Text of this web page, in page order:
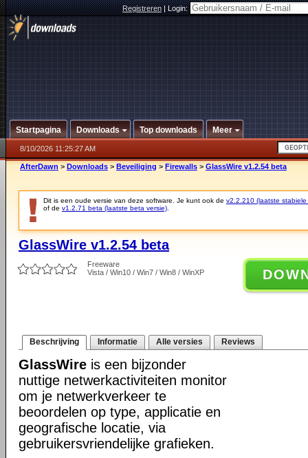
Registreren|Login:
Startpagina Downloads Top downloads Meer
8/10/2026 11:25:27 AM
AfterDawn > Downloads > Beveiliging > Firewalls > GlassWire v1.2.54 beta
Dit is een oude versie van deze software. Je kunt ook de v2.2.210 (laatste stabiele
of de v1.2.71 beta (laatste beta versie)
GlassWire v1.2.54 beta
Freeware
Vista / Win10 / Win7 / Win8 / WinXP
Beschrijving Informatie Alle versies Reviews
GlassWire is een bijzonder
nuttige netwerkactiviteiten monitor
om je netwerkverkeer te
beoordelen op type, applicatie en
geografische locatie, via
gebruikersvriendelijke grafieken.